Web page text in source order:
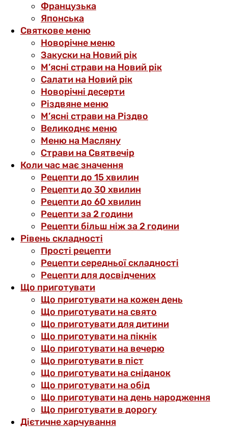
Французька
Японська
Святкове меню
Новорічне меню
Закуски на Новий рік
М’ясні страви на Новий рік
Салати на Новий рік
Новорічні десерти
Різдвяне меню
М’ясні страви на Різдво
Великоднє меню
Меню на Масляну
Страви на Святвечір
Коли час має значення
Рецепти до 15 хвилин
Рецепти до 30 хвилин
Рецепти до 60 хвилин
Рецепти за 2 години
Рецепти більш ніж за 2 години
Рівень складності
Прості рецепти
Рецепти середньої складності
Рецепти для досвідчених
Що приготувати
Що приготувати на кожен день
Що приготувати на свято
Що приготувати для дитини
Що приготувати на пікнік
Що приготувати на вечерю
Що приготувати в піст
Що приготувати на сніданок
Що приготувати на обід
Що приготувати на день народження
Що приготувати в дорогу
Дієтичне харчування